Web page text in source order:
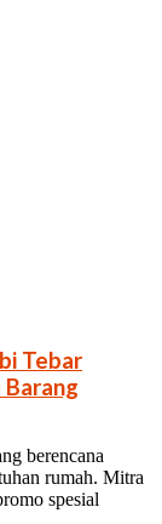
Tebar
berencana
rumah. Mitra
spesial